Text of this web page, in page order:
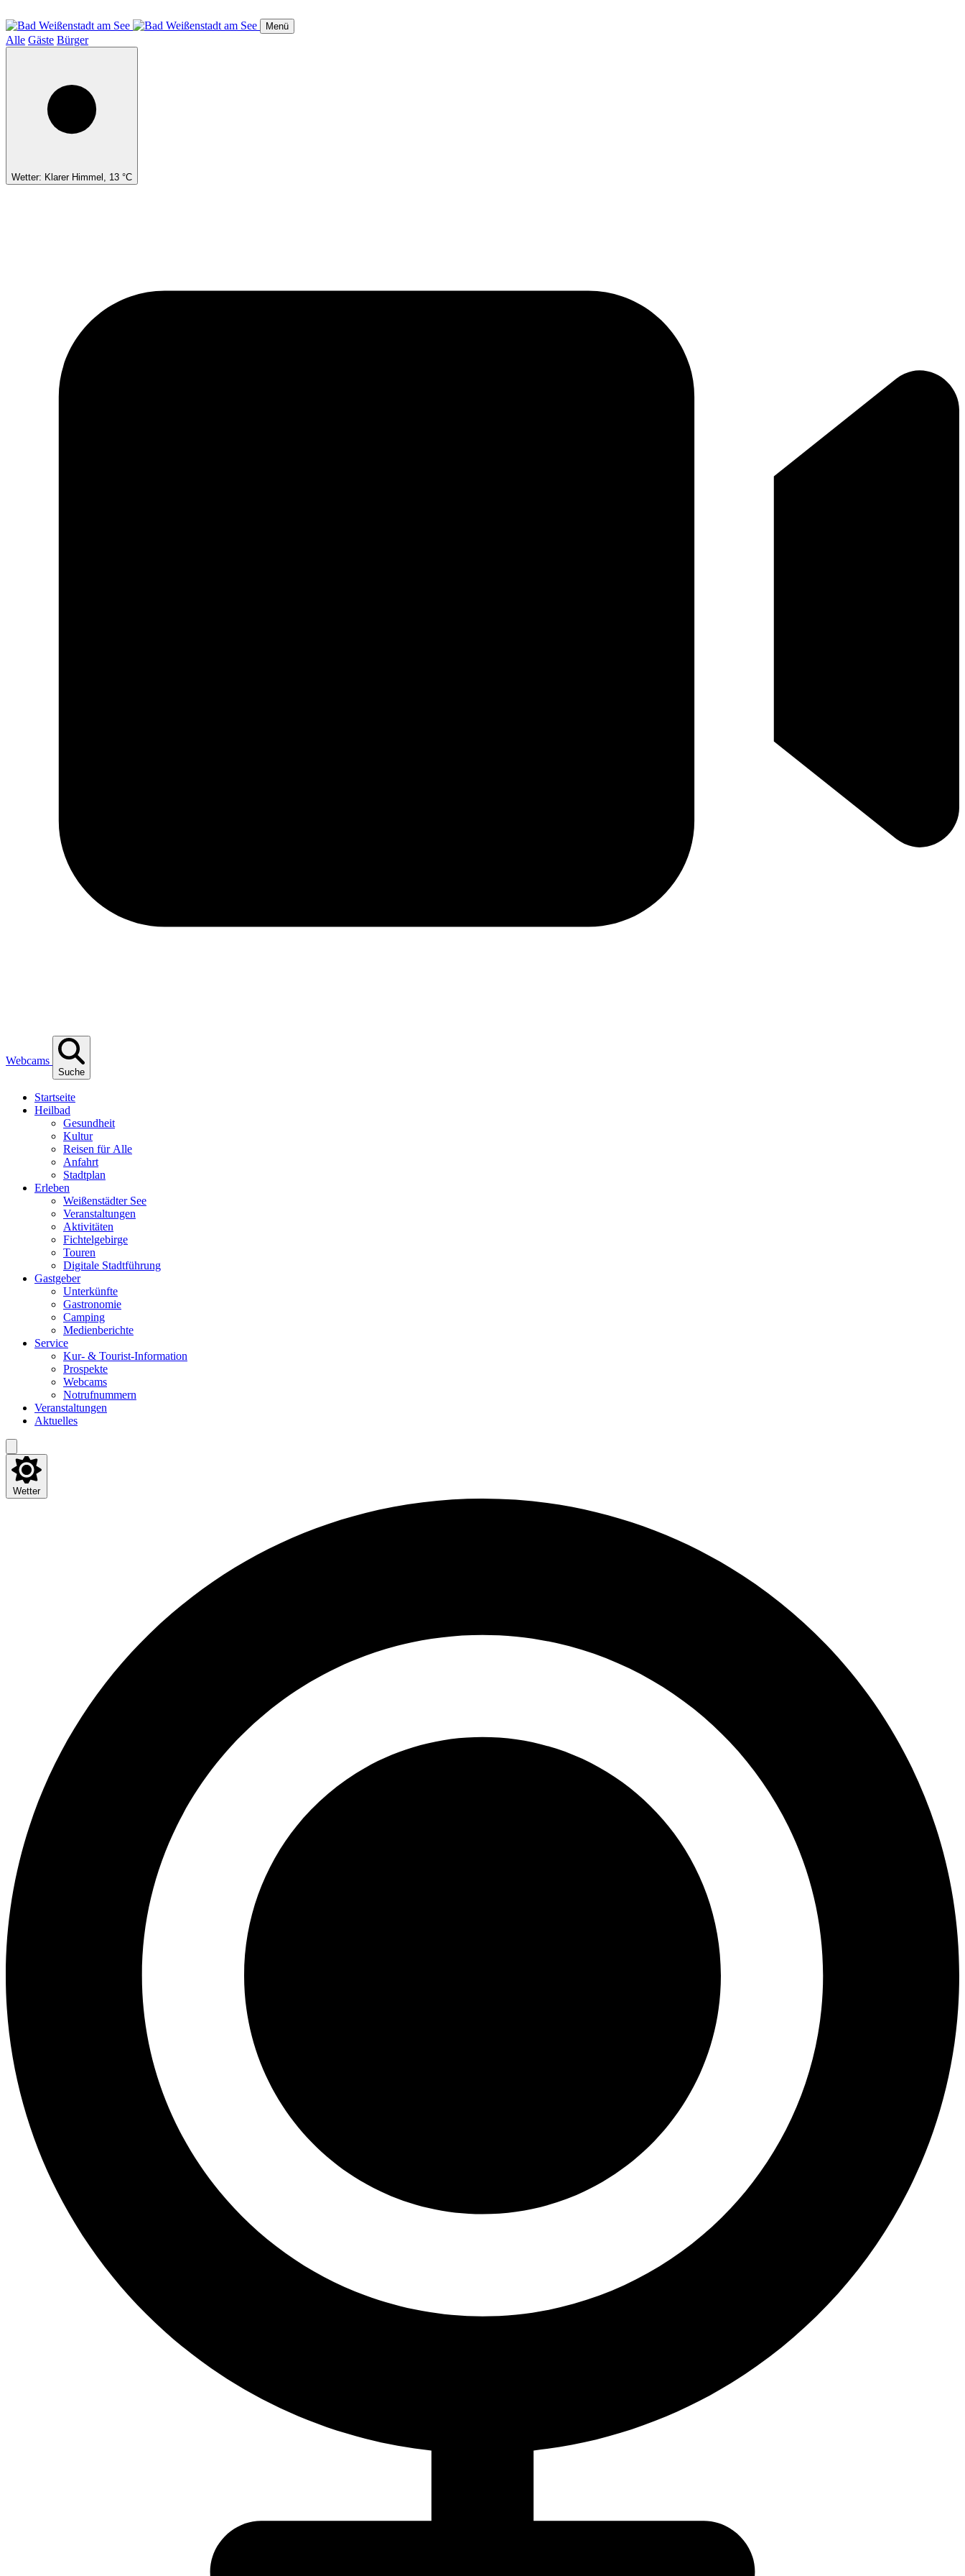
zum
Inhalt
Menü
Alle Gäste Bürger
Wetter: Klarer Himmel, 13 °C
Webcams
Suche
Start­sei­te
Heil­bad
Gesund­heit
Kul­tur
Rei­sen für Alle
Anfahrt
Stadt­plan
Erle­ben
Wei­ßen­städ­ter See
Ver­an­stal­tun­gen
Akti­vi­tä­ten
Fich­tel­ge­bir­ge
Tou­ren
Digi­ta­le Stadtführung
Gast­ge­ber
Unter­künf­te
Gas­tro­no­mie
Cam­ping
Medi­en­be­rich­te
Ser­vice
Kur- & Tourist-Information
Pro­spek­te
Web­cams
Not­ruf­num­mern
Ver­an­stal­tun­gen
Aktu­el­les
Wetter